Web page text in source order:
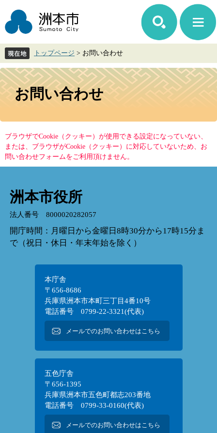
ジ
先
で
す。
ュ
を
ば
し
て
トップページ > お問い合わせ
本
文
お問い合わせ
ブラウザでCookie（クッキー）が使用できる設定になっていない、
または、ブラウザがCookie（クッキー）に対応していないため、お
問い合わせフォームをご利用頂けません。
洲本市役所
法人番号 8000020282057
開庁時間：月曜日から金曜日8時30分から17時15分ま
で（祝日・休日・年末年始を除く）
本庁舎
〒656-8686
兵庫県洲本市本町三丁目4番10号
電話番号 0799-22-3321(代表)
メールでのお問い合わせはこちら
五色庁舎
〒656-1395
兵庫県洲本市五色町都志203番地
電話番号 0799-33-0160(代表)
メールでのお問い合わせはこちら